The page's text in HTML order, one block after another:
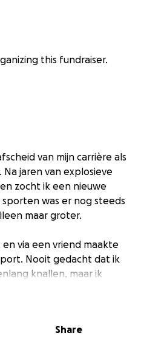
this fundraiser.
van mijn carrière als
jaren van explosieve
zocht ik een nieuwe
was er nog steeds
maar groter.
via een vriend maakte
Nooit gedacht dat ik
knallen, maar ik
het proces, de
sloot ik me aan bij het
Share